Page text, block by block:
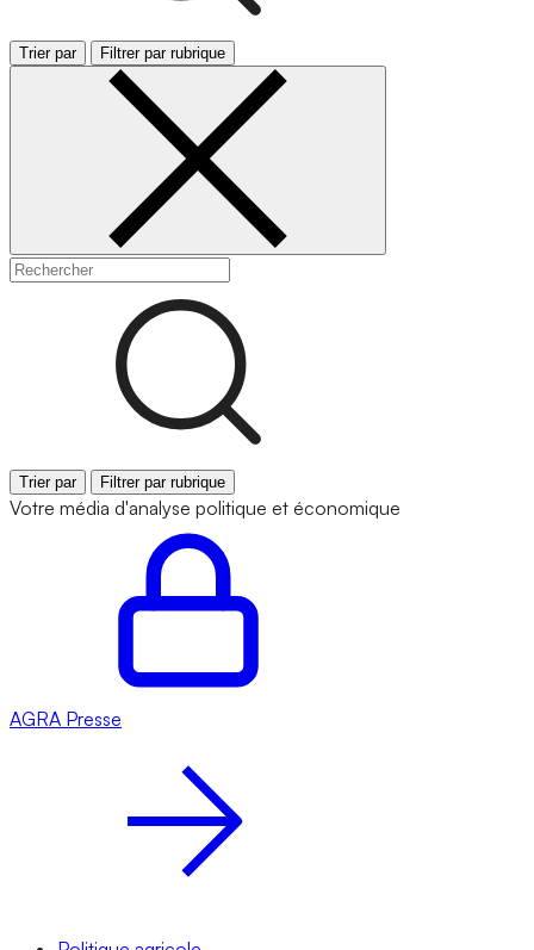
Trier par Filtrer par rubrique
Trier par Filtrer par rubrique
Votre média d'analyse politique et économique
AGRA Presse